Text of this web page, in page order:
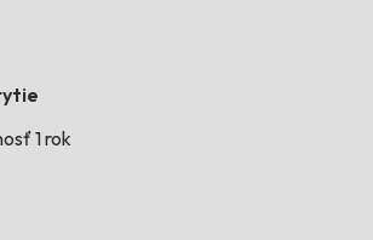
1 rok